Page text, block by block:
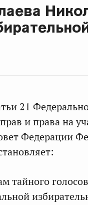
21
и права на
Федерации
тайного